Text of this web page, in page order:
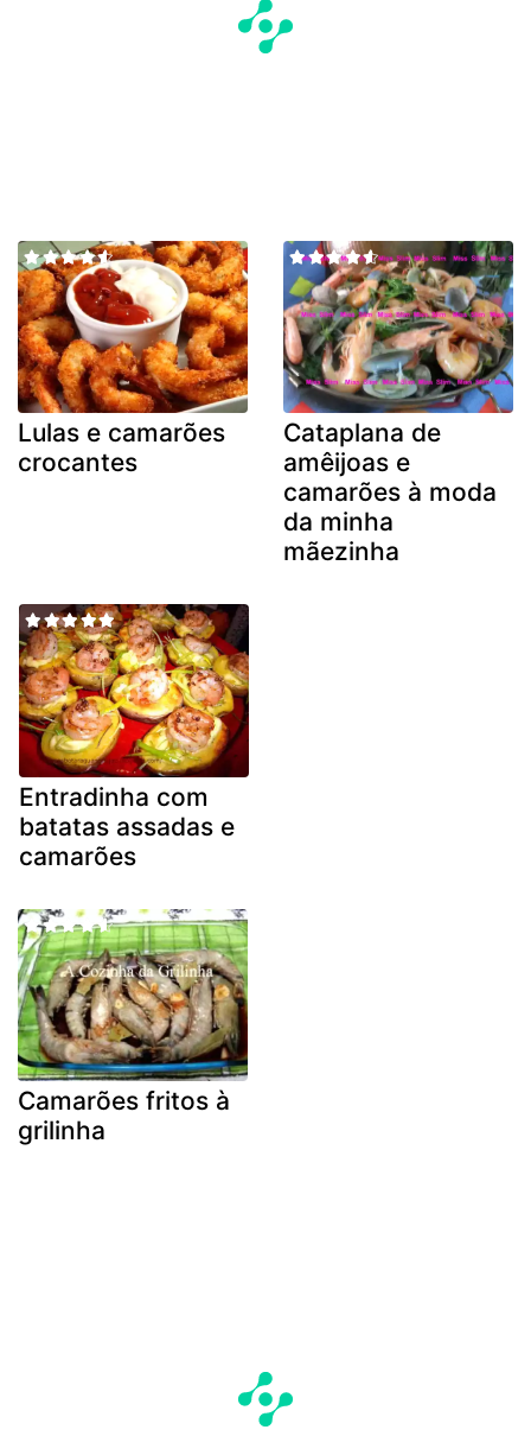
Lulas e camarões
crocantes
Cataplana de
amêijoas e
camarões à moda
da minha
mãezinha
Entradinha com
batatas assadas e
camarões
Camarões fritos à
grilinha